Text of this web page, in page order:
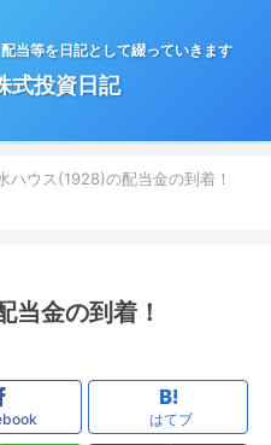
当等を日記として綴っていきます
式投資日記
ハウス(1928)の配当金の到着！
金の到着！
はてブ